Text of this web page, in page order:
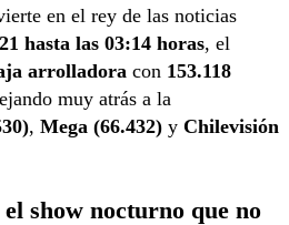
en el rey de las noticias
hasta las 03:14 horas, el
arrolladora con 153.118
muy atrás a la
, Mega (66.432) y Chilevisión
show nocturno que no